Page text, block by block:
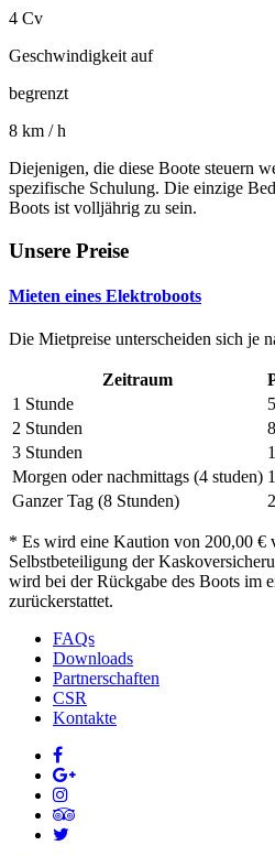
4 Cv
Geschwindigkeit auf
begrenzt
8 km / h
Diejenigen, die diese Boote steuern
spezifische Schulung. Die einzige
Boots ist volljährig zu sein.
Unsere Preise
Mieten eines Elektroboots
Die Mietpreise unterscheiden sich je
Zeitraum
1 Stunde
2 Stunden
3 Stunden
Morgen oder nachmittags (4 studen)
Ganzer Tag (8 Stunden)
* Es wird eine Kaution von 200,00 €
Selbstbeteiligung der
wird bei der Rückgabe des Boots im
zurückerstattet.
FAQs
Downloads
Partnerschaften
CSR
Kontakte